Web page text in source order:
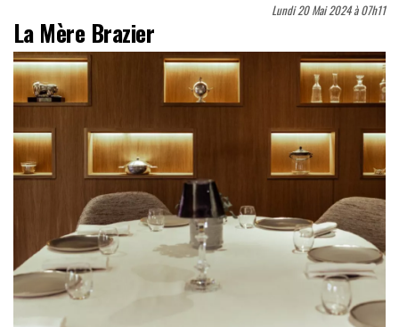
Lundi 20 Mai 2024 à 07h11
La Mère Brazier